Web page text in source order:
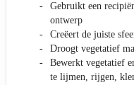
Gebruikt een
ontwerp
Creëert de juiste
Droogt vegetatief
Bewerkt vegetatief
te lijmen, rijgen,